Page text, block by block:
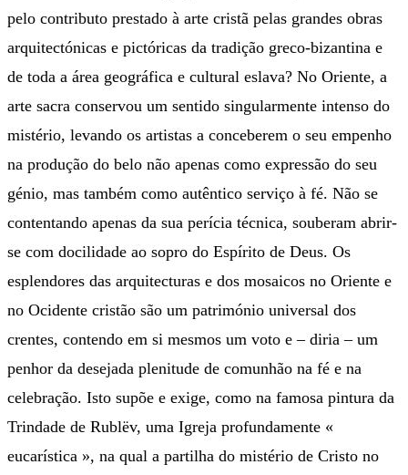
pelo contributo prestado à arte cristã pelas grandes obras
arquitectónicas e pictóricas da tradição greco-bizantina e
de toda a área geográfica e cultural eslava? No Oriente, a
arte sacra conservou um sentido singularmente intenso do
mistério, levando os artistas a conceberem o seu empenho
na produção do belo não apenas como expressão do seu
génio, mas também como autêntico serviço à fé. Não se
contentando apenas da sua perícia técnica, souberam abrir-
se com docilidade ao sopro do Espírito de Deus. Os
esplendores das arquitecturas e dos mosaicos no Oriente e
no Ocidente cristão são um património universal dos
crentes, contendo em si mesmos um voto e – diria – um
penhor da desejada plenitude de comunhão na fé e na
celebração. Isto supõe e exige, como na famosa pintura da
Trindade de Rublëv, uma Igreja profundamente «
eucarística », na qual a partilha do mistério de Cristo no